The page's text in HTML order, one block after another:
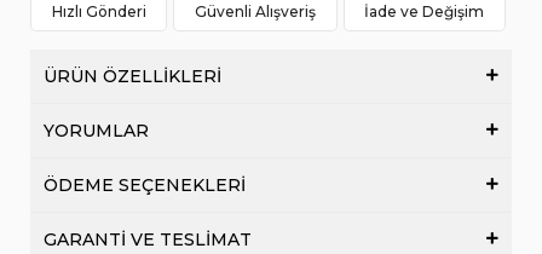
Hızlı Gönderi Güvenli Alışveriş İade ve Değişim
ÜRÜN ÖZELLİKLERİ
YORUMLAR
ÖDEME SEÇENEKLERİ
GARANTİ VE TESLİMAT